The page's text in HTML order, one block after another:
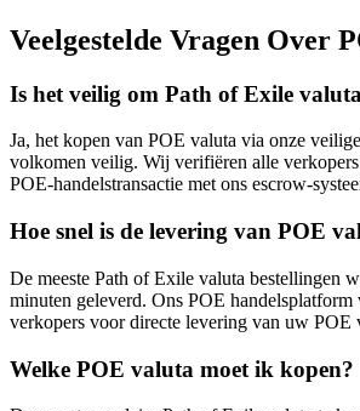
Veelgestelde Vragen Over
Is het veilig om Path of Exile
Ja, het kopen van POE valuta via onze
volkomen veilig. Wij verifiëren alle verkopers
POE-handelstransactie met ons escrow-
Hoe snel is de levering van POE
De meeste Path of Exile valuta bestellingen
minuten geleverd. Ons POE
verkopers voor directe levering van uw POE
Welke POE valuta moet ik kopen?